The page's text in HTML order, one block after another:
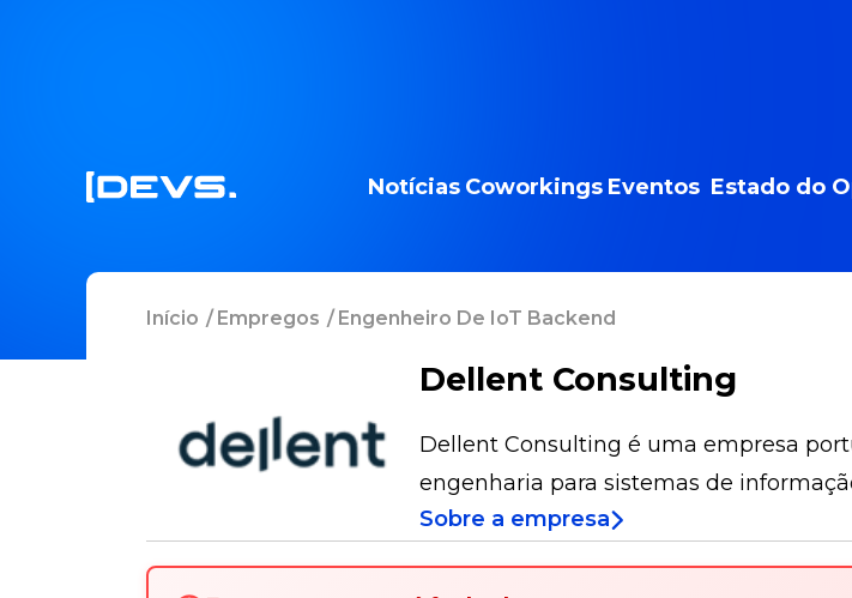
Notícias Coworkings Eventos Estado do
Início /Empregos / Engenheiro De IoT Backend
Dellent Consulting
Dellent Consulting é uma empresa
engenharia para sistemas de
Sobre a empresa